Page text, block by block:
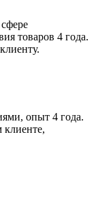
товаров 4 года.
опыт 4 года.